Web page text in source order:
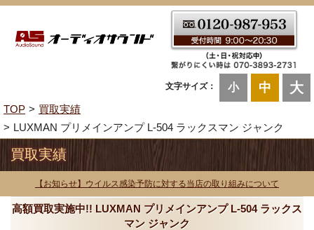
文字サイズ： 小 中 大
TOP
買取実績
LUXMAN プリメインアンプ L-504 ラックスマン ジャンク
買取実績
【お知らせ】ウイルス感染予防に対する当店の取り組みについて
高額買取実施中!! LUXMAN プリメインアンプ L-504 ラックス
マン ジャンク